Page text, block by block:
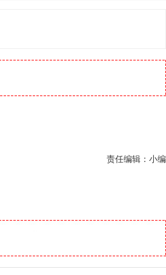
责任编辑：小编